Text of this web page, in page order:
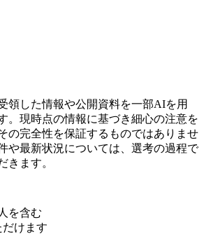
領した情報や公開資料を一部AIを用
。現時点の情報に基づき細心の注意を
の完全性を保証するものではありませ
や最新状況については、選考の過程で
きます。
を含む
けます